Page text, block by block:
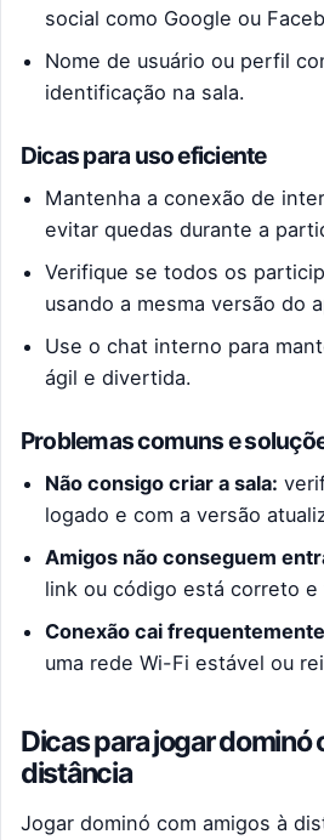
social como Google ou
Nome de usuário ou perfil
identificação na sala.
Dicas para uso eficiente
Mantenha a conexão de
evitar quedas durante a
Verifique se todos os
usando a mesma versão do
Use o chat interno para
ágil e divertida.
Problemas comuns e
Não consigo criar a sala:
logado e com a versão
Amigos não conseguem
link ou código está correto e
Conexão cai
uma rede Wi-Fi estável ou
Dicas para jogar dominó
distância
Jogar dominó com amigos à